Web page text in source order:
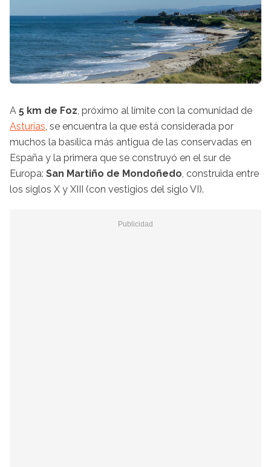
A 5 km de Foz, próximo al límite con la comunidad de
Asturias, se encuentra la que está considerada por
muchos la basílica más antigua de las conservadas en
España y la primera que se construyó en el sur de
Europa: San Martiño de Mondoñedo, construida entre
los siglos X y XIII (con vestigios del siglo VI).